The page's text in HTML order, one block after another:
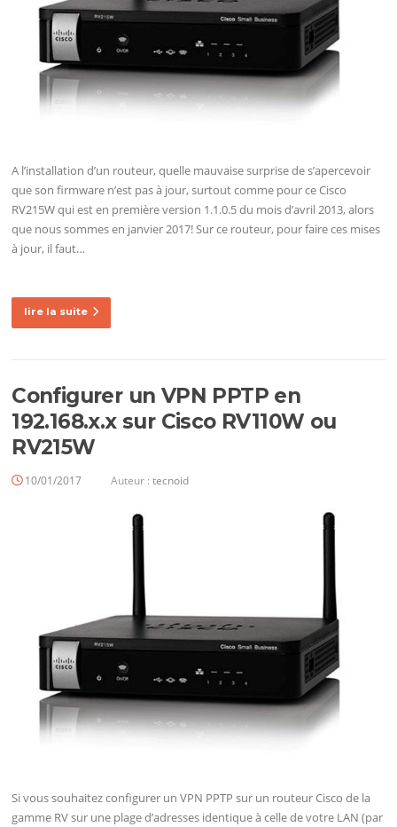
A l’installation d’un routeur, quelle mauvaise surprise de s’apercevoir
que son firmware n’est pas à jour, surtout comme pour ce Cisco
RV215W qui est en première version 1.1.0.5 du mois d’avril 2013, alors
que nous sommes en janvier 2017! Sur ce routeur, pour faire ces mises
à jour, il faut…
lire la suite
Configurer un VPN PPTP en
192.168.x.x sur Cisco RV110W ou
RV215W
10/01/2017 Auteur :tecnoid
Si vous souhaitez configurer un VPN PPTP sur un routeur Cisco de la
gamme RV sur une plage d’adresses identique à celle de votre LAN (par